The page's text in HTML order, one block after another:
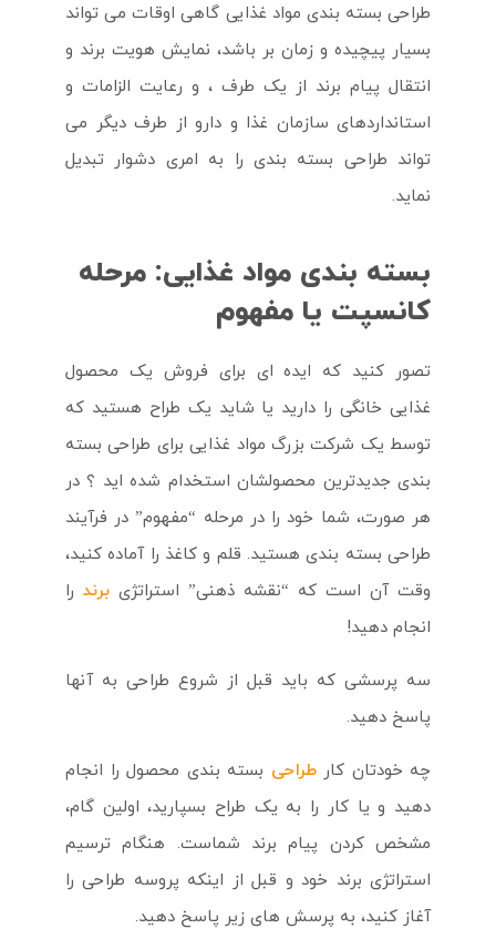
طراحی بسته بندی مواد غذایی گاهی اوقات می تواند
بسیار پیچیده و زمان بر باشد، نمایش هویت برند و
انتقال پیام برند از یک طرف ، و رعایت الزامات و
استانداردهای سازمان غذا و دارو از طرف دیگر می
تواند طراحی بسته بندی را به امری دشوار تبدیل
نماید.
بسته بندی مواد غذایی: مرحله
کانسپت یا مفهوم
تصور کنید که ایده ای برای فروش یک محصول
غذایی خانگی را دارید یا شاید یک طراح هستید که
توسط یک شرکت بزرگ مواد غذایی برای طراحی بسته
بندی جدیدترین محصولشان استخدام شده اید ؟ در
هر صورت، شما خود را در مرحله “مفهوم” در فرآیند
طراحی بسته بندی هستید. قلم و کاغذ را آماده کنید،
وقت آن است که “نقشه ذهنی” استراتژی برند را
انجام دهید!
سه پرسشی که باید قبل از شروع طراحی به آنها
پاسخ دهید.
چه خودتان کارطراحی بسته بندی محصول را انجام
دهید و یا کار را به یک طراح بسپارید، اولین گام،
مشخص کردن پیام برند شماست. هنگام ترسیم
استراتژی برند خود و قبل از اینکه پروسه طراحی را
آغاز کنید، به پرسش های زیر پاسخ دهید.